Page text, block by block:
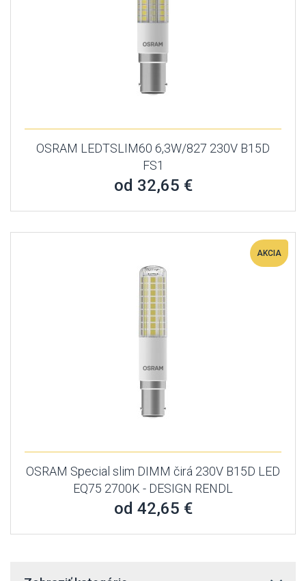
OSRAM LEDTSLIM60 6,3W/827 230V B15D
FS1
od 32,65 €
AKCIA
OSRAM Special slim DIMM čirá 230V B15D LED
EQ75 2700K - DESIGN RENDL
od 42,65 €